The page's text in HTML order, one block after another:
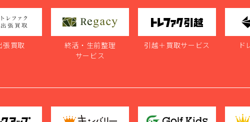
張買取
終活・生前整理
サービス
引越＋買取サービス ド